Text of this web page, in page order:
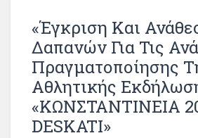
«Έγκριση Και
Δαπανών Για Τις
Πραγματοποίησης
Αθλητικής
«ΚΩΝΣΤΑΝΤΙΝΕΙΑ
DESKATI»